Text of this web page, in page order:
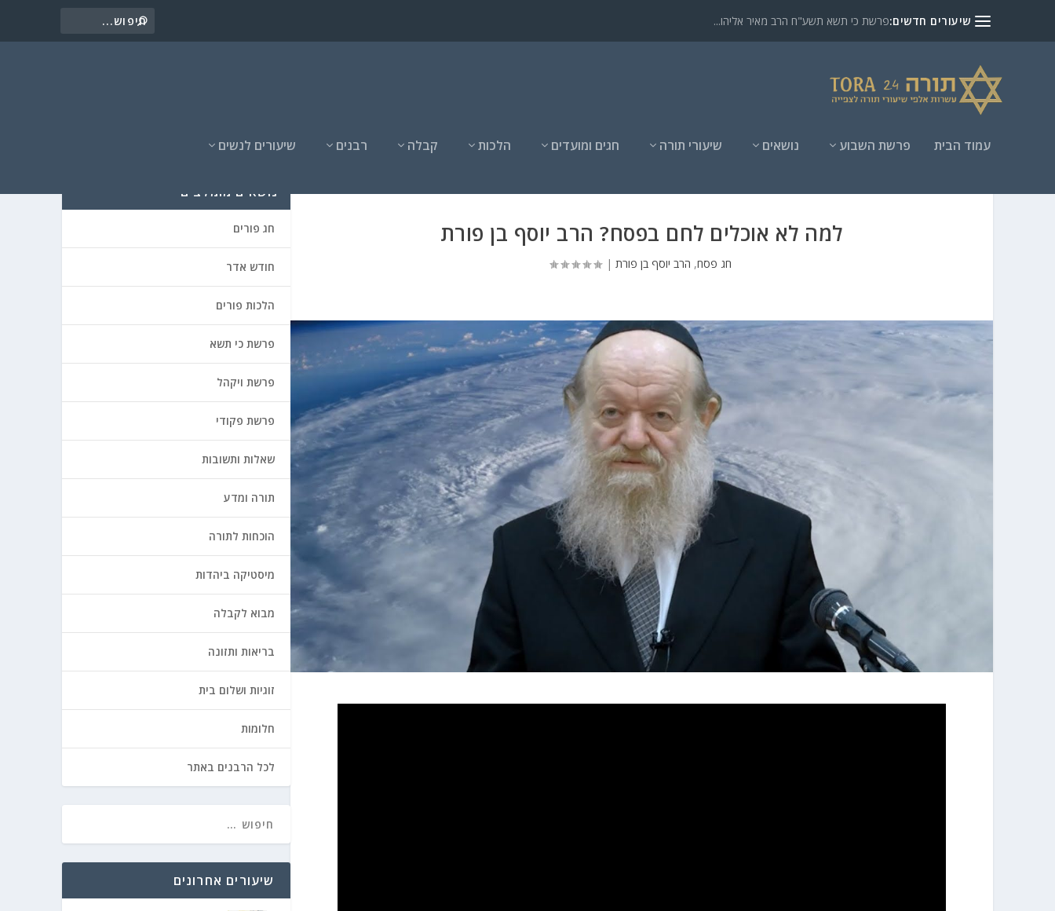
שיעורים חדשים:פרשת כי תשא תשע"ח הרב מאיר אליהו...
עמוד הבית פרשת השבוע נושאים שיעורי תורה חגים ומועדים הלכות קבלה רבנים שיעורים לנשים
למה לא אוכלים לחם בפסח? הרב יוסף בן פורת
חג פסח, הרב יוסף בן פורת|
נושאים מומלצים
חג פורים
חודש אדר
הלכות פורים
פרשת כי תשא
פרשת ויקהל
פרשת פקודי
שאלות ותשובות
תורה ומדע
הוכחות לתורה
מיסטיקה ביהדות
מבוא לקבלה
בריאות ותזונה
זוגיות ושלום בית
חלומות
לכל הרבנים באתר
שיעורים אחרונים